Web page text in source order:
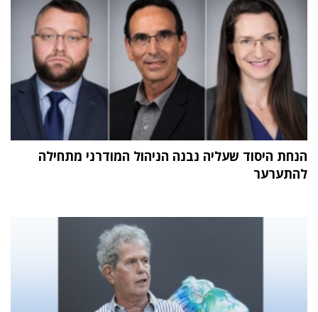
הנחת היסוד שעליה נבנה הניהול המודרני מתחילה
להתערער